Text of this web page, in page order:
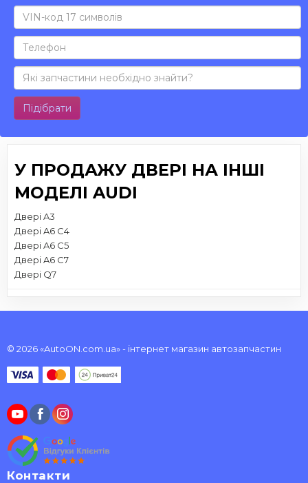
Підібрати
У ПРОДАЖУ ДВЕРІ НА ІНШІ
МОДЕЛІ AUDI
Двері A3
Двері A6 C4
Двері A6 C5
Двері A6 C7
Двері Q7
© 2026 «AutoON.com.ua» - інтернет магазин автозапчастин
Контакти